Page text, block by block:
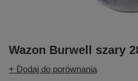
Wazon Burwell szary
+ Dodaj do porównania